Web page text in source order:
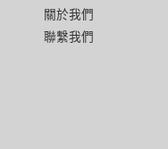
關於我們
聯繫我們